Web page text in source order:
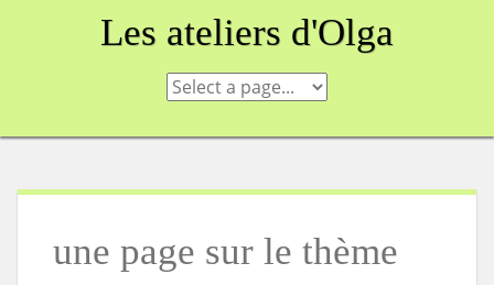
Les ateliers d'Olga
une page sur le thème